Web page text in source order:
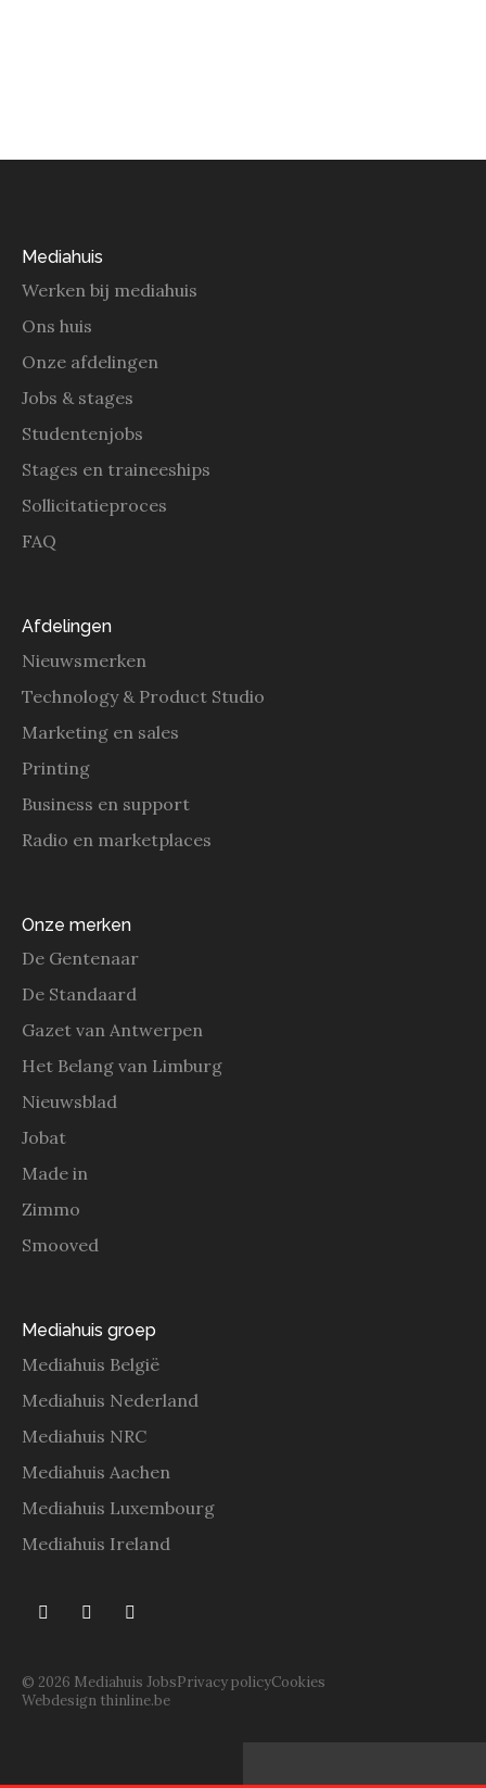
Mediahuis
Werken bij mediahuis
Ons huis
Onze afdelingen
Jobs & stages
Studentenjobs
Stages en traineeships
Sollicitatieproces
FAQ
Afdelingen
Nieuwsmerken
Technology & Product Studio
Marketing en sales
Printing
Business en support
Radio en marketplaces
Onze merken
De Gentenaar
De Standaard
Gazet van Antwerpen
Het Belang van Limburg
Nieuwsblad
Jobat
Made in
Zimmo
Smooved
Mediahuis groep
Mediahuis België
Mediahuis Nederland
Mediahuis NRC
Mediahuis Aachen
Mediahuis Luxembourg
Mediahuis Ireland
© 2026 Mediahuis JobsPrivacy policyCookies
Webdesign thinline.be